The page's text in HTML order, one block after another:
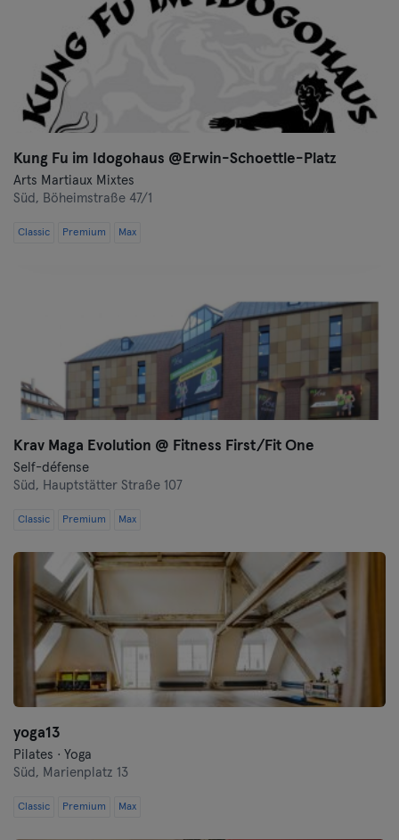
Kung Fu im Idogohaus @Erwin-Schoettle-Platz
Arts Martiaux Mixtes
Süd, Böheimstraße 47/1
Classic Premium Max
Krav Maga Evolution @ Fitness First/Fit One
Self-défense
Süd, Hauptstätter Straße 107
Classic Premium Max
yoga13
Pilates · Yoga
Süd, Marienplatz 13
Classic Premium Max
Heidenheim
Homburg
Ingolstadt
Karlsruhe
Cologne
Konstanz
Landshut
Leipzig
Magdeburg
Mayence
Mannheim
Moenchengladbach